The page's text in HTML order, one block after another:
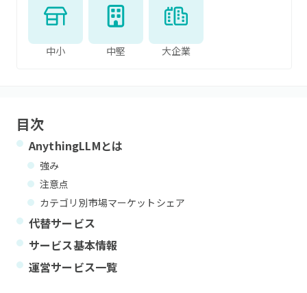
中小 中堅 大企業
目次
AnythingLLMとは
強み
注意点
カテゴリ別市場マーケットシェア
代替サービス
サービス基本情報
運営サービス一覧